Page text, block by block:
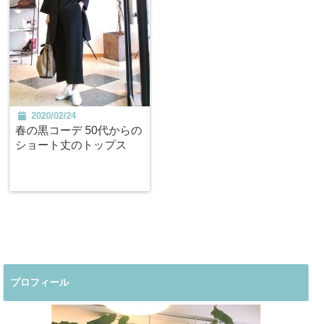
2020/02/24
春の黒コーデ 50代からの
ショート丈のトップス
プロフィール